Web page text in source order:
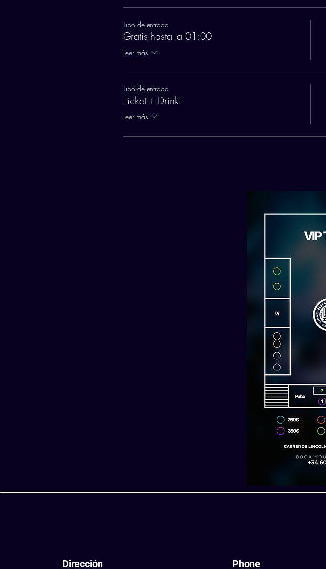
Tipo de entrada
Gratis hasta la 01:00
Leer más
Tipo de entrada
Ticket + Drink
Leer más
Dirección Phone